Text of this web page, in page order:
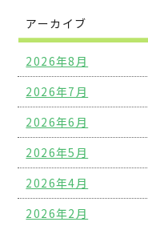
アーカイブ
2026年8月
2026年7月
2026年6月
2026年5月
2026年4月
2026年2月